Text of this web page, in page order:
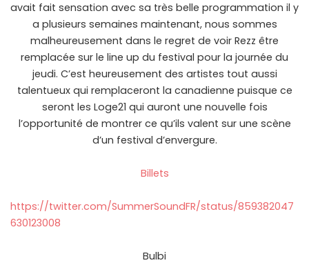
avait fait sensation avec sa très belle programmation il y
a plusieurs semaines maintenant, nous sommes
malheureusement dans le regret de voir Rezz être
remplacée sur le line up du festival pour la journée du
jeudi. C’est heureusement des artistes tout aussi
talentueux qui remplaceront la canadienne puisque ce
seront les Loge21 qui auront une nouvelle fois
l’opportunité de montrer ce qu’ils valent sur une scène
d’un festival d’envergure.
Billets
https://twitter.com/SummerSoundFR/status/859382047
630123008
Bulbi